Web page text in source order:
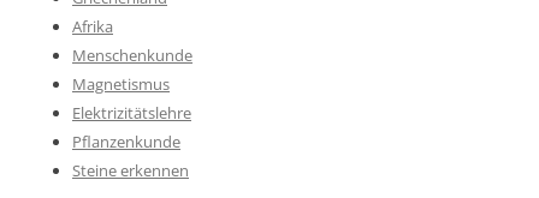
Afrika
Menschenkunde
Magnetismus
Elektrizitätslehre
Pflanzenkunde
Steine erkennen